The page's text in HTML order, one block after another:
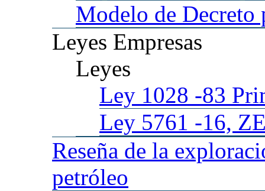
Modelo de Decreto
Leyes Empresas
Leyes
Ley 1028 -83
Ley 5761 -16,
Reseña de la
petróleo